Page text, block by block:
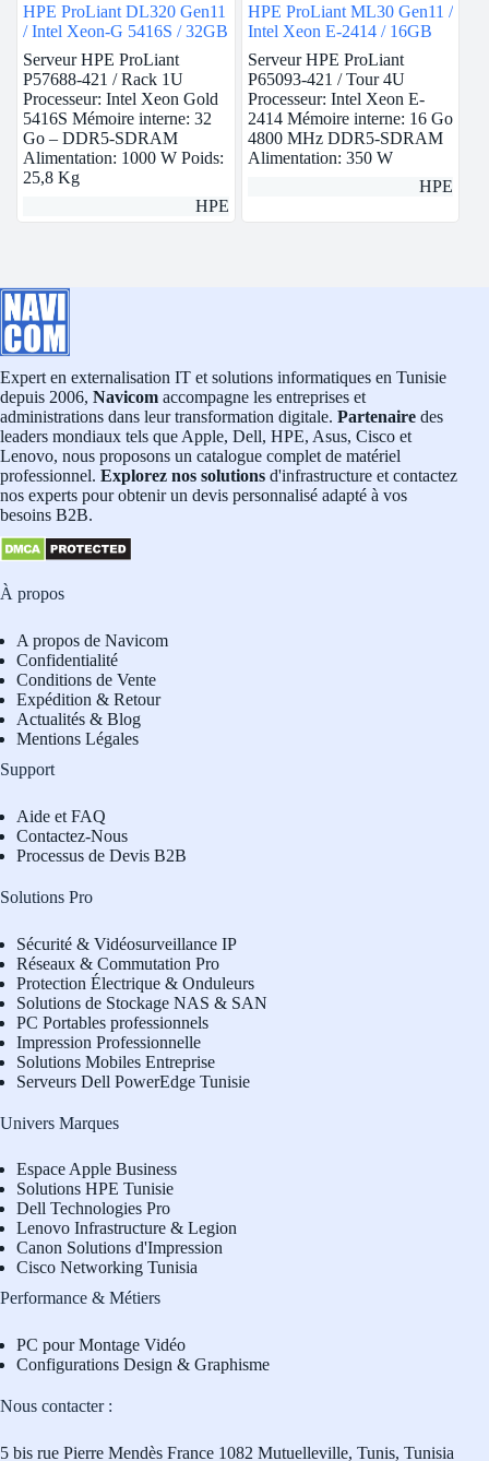
HPE ProLiant DL320 Gen11
/ Intel Xeon-G 5416S / 32GB
Serveur HPE ProLiant
P57688-421 / Rack 1U
Processeur: Intel Xeon Gold
5416S Mémoire interne: 32
Go – DDR5-SDRAM
Alimentation: 1000 W Poids:
25,8 Kg
HPE
HPE ProLiant ML30 Gen11 /
Intel Xeon E-2414 / 16GB
Serveur HPE ProLiant
P65093-421 / Tour 4U
Processeur: Intel Xeon E-
2414 Mémoire interne: 16 Go
4800 MHz DDR5-SDRAM
Alimentation: 350 W
HPE
Expert en externalisation IT et solutions informatiques en Tunisie
depuis 2006, Navicom accompagne les entreprises et
administrations dans leur transformation digitale. Partenaire des
leaders mondiaux tels que Apple, Dell, HPE, Asus, Cisco et
Lenovo, nous proposons un catalogue complet de matériel
professionnel. Explorez nos solutions d'infrastructure et contactez
nos experts pour obtenir un devis personnalisé adapté à vos
besoins B2B.
À propos
A propos de Navicom
Confidentialité
Conditions de Vente
Expédition & Retour
Actualités & Blog
Mentions Légales
Support
Aide et FAQ
Contactez-Nous
Processus de Devis B2B
Solutions Pro
Sécurité & Vidéosurveillance IP
Réseaux & Commutation Pro
Protection Électrique & Onduleurs
Solutions de Stockage NAS & SAN
PC Portables professionnels
Impression Professionnelle
Solutions Mobiles Entreprise
Serveurs Dell PowerEdge Tunisie
Univers Marques
Espace Apple Business
Solutions HPE Tunisie
Dell Technologies Pro
Lenovo Infrastructure & Legion
Canon Solutions d'Impression
Cisco Networking Tunisia
Performance & Métiers
PC pour Montage Vidéo
Configurations Design & Graphisme
Nous contacter :
5 bis rue Pierre Mendès France 1082 Mutuelleville, Tunis, Tunisia